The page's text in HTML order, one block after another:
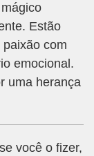
Estão
com
emocional.
uma herança
você o fizer,